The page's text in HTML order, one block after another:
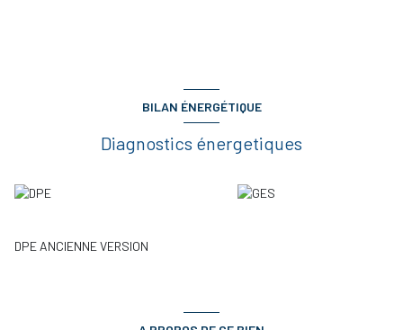
BILAN ÉNERGÉTIQUE
Diagnostics énergetiques
DPE ANCIENNE VERSION